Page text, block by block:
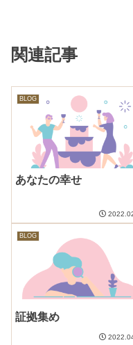
関連記事
BLOG
あなたの幸せ
BLOG
証拠集め